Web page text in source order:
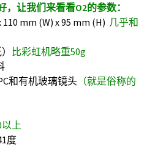
让我们来看看O2的参数：
110 mm (W) x 95 mm (H) 几乎和
比彩虹机略重50g
和有机玻璃镜头 （就是俗称的
上
度